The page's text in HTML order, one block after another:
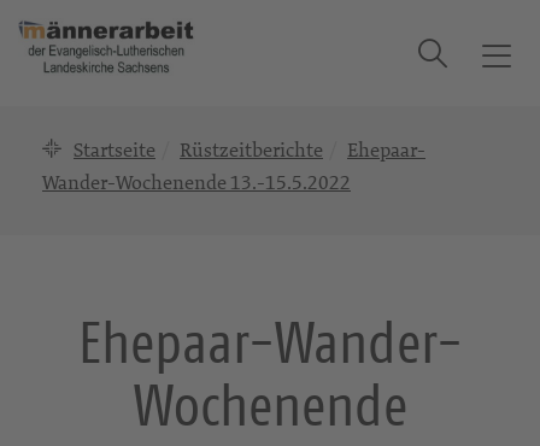
T
Suche
Startseite Rüstzeitberichte
Ehepaar-
Wander-Wochenende 13.-15.5.2022
Ehepaar-Wander-
Wochenende